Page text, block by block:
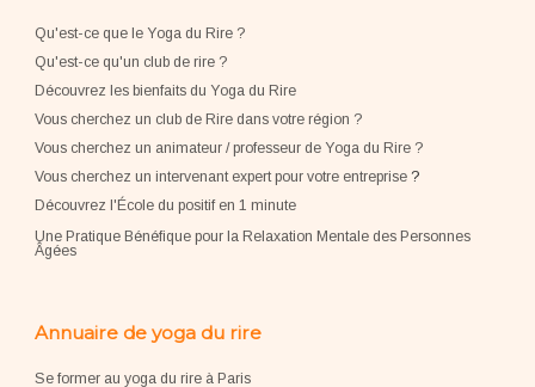
Qu'est-ce que le Yoga du Rire ?
Qu'est-ce qu'un club de rire ?
Découvrez les bienfaits du Yoga du Rire
Vous cherchez un club de Rire dans votre région ?
Vous cherchez un animateur / professeur de Yoga du Rire ?
Vous cherchez un intervenant expert pour votre entreprise?
Découvrez l'École du positif en 1 minute
Une Pratique Bénéfique pour la Relaxation Mentale des Personnes
Âgées
Annuaire de yoga du rire
Se former au yoga du rire à Paris